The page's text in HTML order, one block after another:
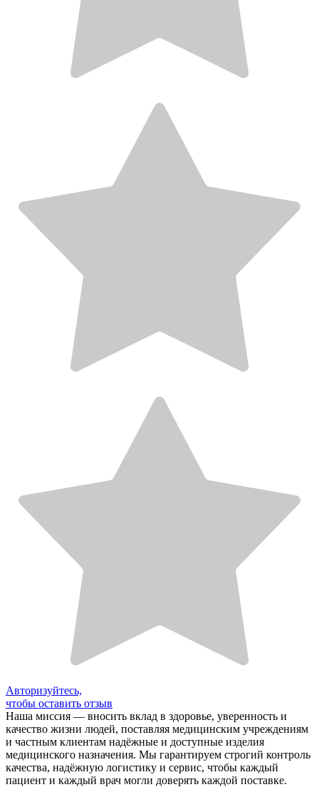
Авторизуйтесь,
чтобы оставить отзыв
Наша миссия — вносить вклад в здоровье, уверенность и
качество жизни людей, поставляя медицинским учреждениям
и частным клиентам надёжные и доступные изделия
медицинского назначения. Мы гарантируем строгий контроль
качества, надёжную логистику и сервис, чтобы каждый
пациент и каждый врач могли доверять каждой поставке.